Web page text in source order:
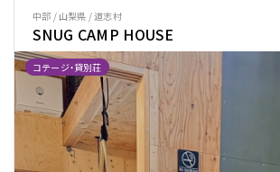
コテージ・貸別荘
中部 / 山梨県 / 道志村
SNUG CAMP HOUSE